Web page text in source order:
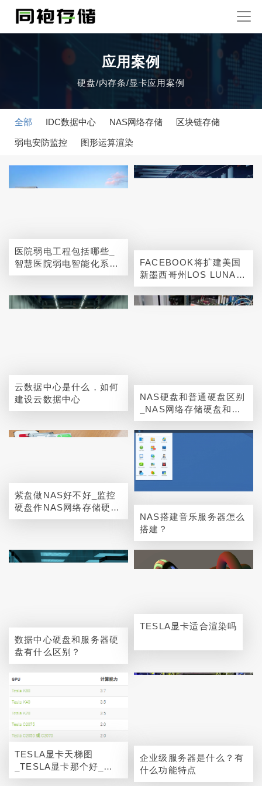
应用案例
硬盘/内存条/显卡应用案例
全部 IDC数据中心 NAS网络存储 区块链存储
弱电安防监控 图形运算渲染
医院弱电工程包括哪些_
智慧医院弱电智能化系统
包括哪些
FACEBOOK将扩建美国
新墨西哥州LOS LUNAS
数据中心
云数据中心是什么，如何
建设云数据中心
NAS硬盘和普通硬盘区别
_NAS网络存储硬盘和家
用硬盘对比
紫盘做NAS好不好_监控
硬盘作NAS网络存储硬盘
可以吗？
NAS搭建音乐服务器怎么
搭建？
数据中心硬盘和服务器硬
盘有什么区别？
TESLA显卡适合渲染吗
TESLA显卡天梯图
_TESLA显卡那个好_排
名榜
企业级服务器是什么？有
什么功能特点